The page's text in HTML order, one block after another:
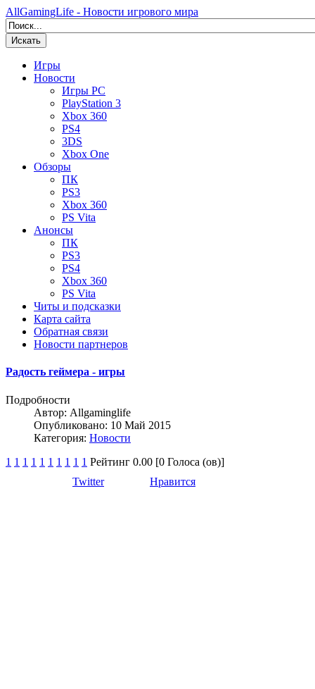
AllGamingLife - Новости игрового мира
Искать
Игры
Новости
Игры PC
PlayStation 3
Xbox 360
PS4
3DS
Xbox One
Обзоры
ПК
PS3
Xbox 360
PS Vita
Анонсы
ПК
PS3
PS4
Xbox 360
PS Vita
Читы и подсказки
Карта сайта
Обратная связи
Новости партнеров
Радость геймера - игры
Подробности
Автор: Allgaminglife
Опубликовано: 10 Май 2015
Категория: Новости
1 1 1 1 1 1 1 1 1 1 Рейтинг 0.00 [0 Голоса (ов)]
Twitter
Нравится